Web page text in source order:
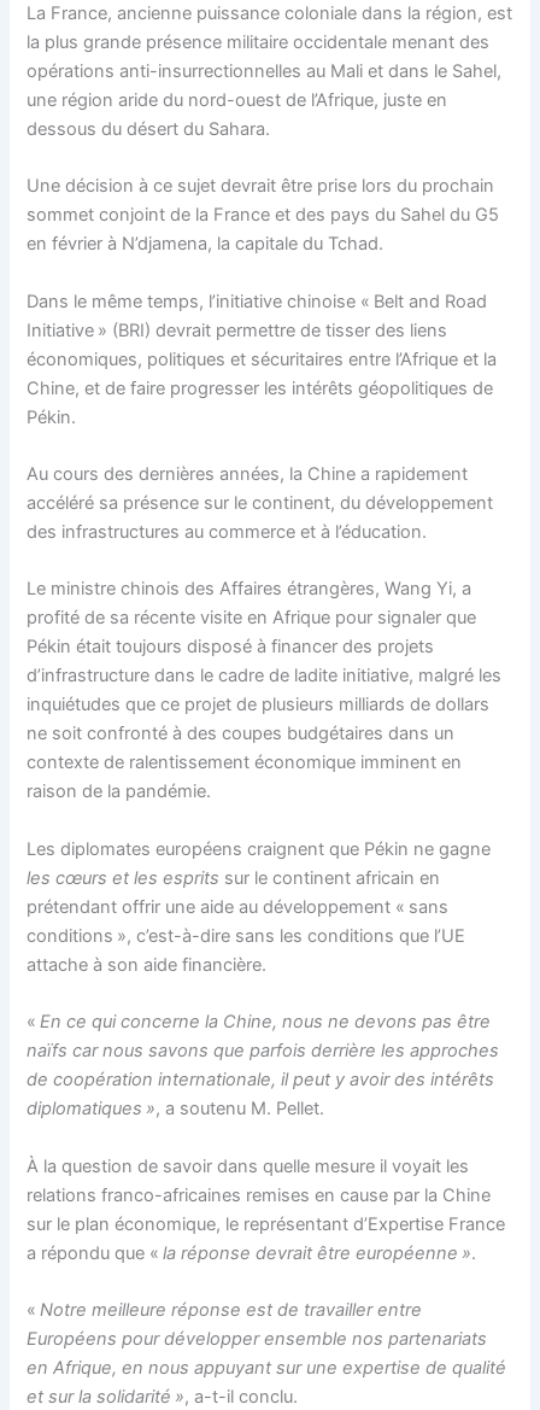
La France, ancienne puissance coloniale dans la région, est
la plus grande présence militaire occidentale menant des
opérations anti-insurrectionnelles au Mali et dans le Sahel,
une région aride du nord-ouest de l’Afrique, juste en
dessous du désert du Sahara.
Une décision à ce sujet devrait être prise lors du prochain
sommet conjoint de la France et des pays du Sahel du G5
en février à N’djamena, la capitale du Tchad.
Dans le même temps, l’initiative chinoise « Belt and Road
Initiative » (BRI) devrait permettre de tisser des liens
économiques, politiques et sécuritaires entre l’Afrique et la
Chine, et de faire progresser les intérêts géopolitiques de
Pékin.
Au cours des dernières années, la Chine a rapidement
accéléré sa présence sur le continent, du développement
des infrastructures au commerce et à l’éducation.
Le ministre chinois des Affaires étrangères, Wang Yi, a
profité de sa récente visite en Afrique pour signaler que
Pékin était toujours disposé à financer des projets
d’infrastructure dans le cadre de ladite initiative, malgré les
inquiétudes que ce projet de plusieurs milliards de dollars
ne soit confronté à des coupes budgétaires dans un
contexte de ralentissement économique imminent en
raison de la pandémie.
Les diplomates européens craignent que Pékin ne gagne
les cœurs et les esprits sur le continent africain en
prétendant offrir une aide au développement « sans
conditions », c’est-à-dire sans les conditions que l’UE
attache à son aide financière.
«En ce qui concerne la Chine, nous ne devons pas être
naïfs car nous savons que parfois derrière les approches
de coopération internationale, il peut y avoir des intérêts
diplomatiques », a soutenu M. Pellet.
À la question de savoir dans quelle mesure il voyait les
relations franco-africaines remises en cause par la Chine
sur le plan économique, le représentant d’Expertise France
a répondu que «la réponse devrait être européenne ».
«Notre meilleure réponse est de travailler entre
Européens pour développer ensemble nos partenariats
en Afrique, en nous appuyant sur une expertise de qualité
et sur la solidarité », a-t-il conclu.